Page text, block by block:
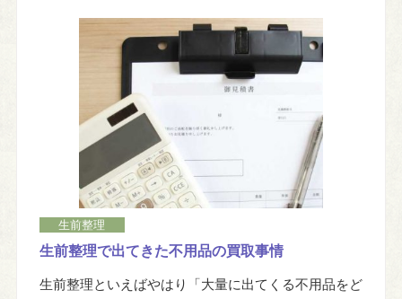
生前整理
生前整理で出てきた不用品の買取事情
生前整理といえばやはり「大量に出てくる不用品をど